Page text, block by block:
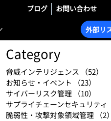
外部リ
ブログ お問い合わせ
Category
脅威インテリジェンス （52）
お知らせ・イベント
（23）
サイバーリスク管理
（10）
サプライチェーンセキュリティ
脆弱性・攻撃対象領域管理
（2）